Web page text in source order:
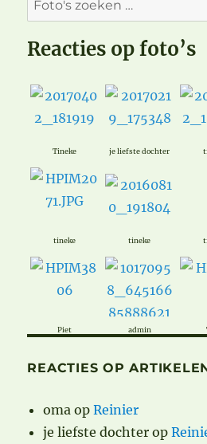
Reacties op foto’s
Tineke je liefste dochter
tineke tineke
Piet admin
REACTIES OP
oma opReinier
je liefste dochter op